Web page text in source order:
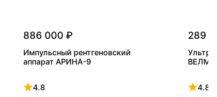
886 000 ₽
Импульсный рентгеновский
аппарат АРИНА-9
4.8
Рейтинг 4.8 из 5
289
4.8